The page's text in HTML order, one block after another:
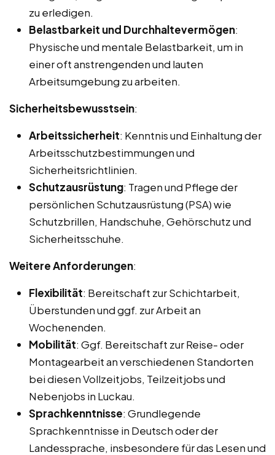
zu erledigen.
Belastbarkeit und Durchhaltevermögen:
Physische und mentale Belastbarkeit, um in
einer oft anstrengenden und lauten
Arbeitsumgebung zu arbeiten.
Sicherheitsbewusstsein:
Arbeitssicherheit: Kenntnis und Einhaltung der
Arbeitsschutzbestimmungen und
Sicherheitsrichtlinien.
Schutzausrüstung: Tragen und Pflege der
persönlichen Schutzausrüstung (PSA) wie
Schutzbrillen, Handschuhe, Gehörschutz und
Sicherheitsschuhe.
Weitere Anforderungen:
Flexibilität: Bereitschaft zur Schichtarbeit,
Überstunden und ggf. zur Arbeit an
Wochenenden.
Mobilität: Ggf. Bereitschaft zur Reise- oder
Montagearbeit an verschiedenen Standorten
bei diesen Vollzeitjobs, Teilzeitjobs und
Nebenjobs in Luckau.
Sprachkenntnisse: Grundlegende
Sprachkenntnisse in Deutsch oder der
Landessprache, insbesondere für das Lesen und